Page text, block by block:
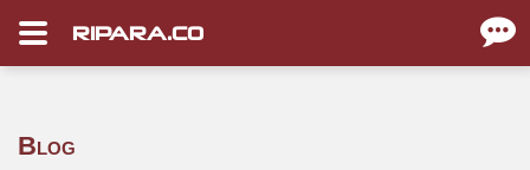
RIPARA.CO
Blog